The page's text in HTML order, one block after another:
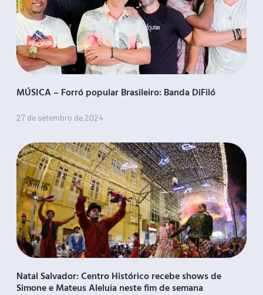
MÚSICA – Forró popular Brasileiro: Banda DiFiló
27 de setembro de 2024
Natal Salvador: Centro Histórico recebe shows de
Simone e Mateus Aleluia neste fim de semana